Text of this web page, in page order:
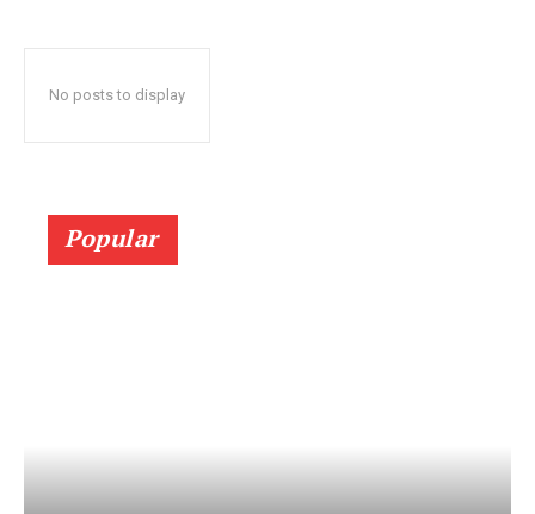
No posts to display
Popular